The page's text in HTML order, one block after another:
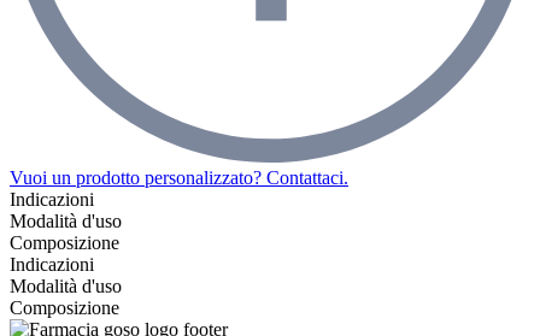
Vuoi un prodotto personalizzato? Contattaci.
Indicazioni
Modalità d'uso
Composizione
Indicazioni
Modalità d'uso
Composizione